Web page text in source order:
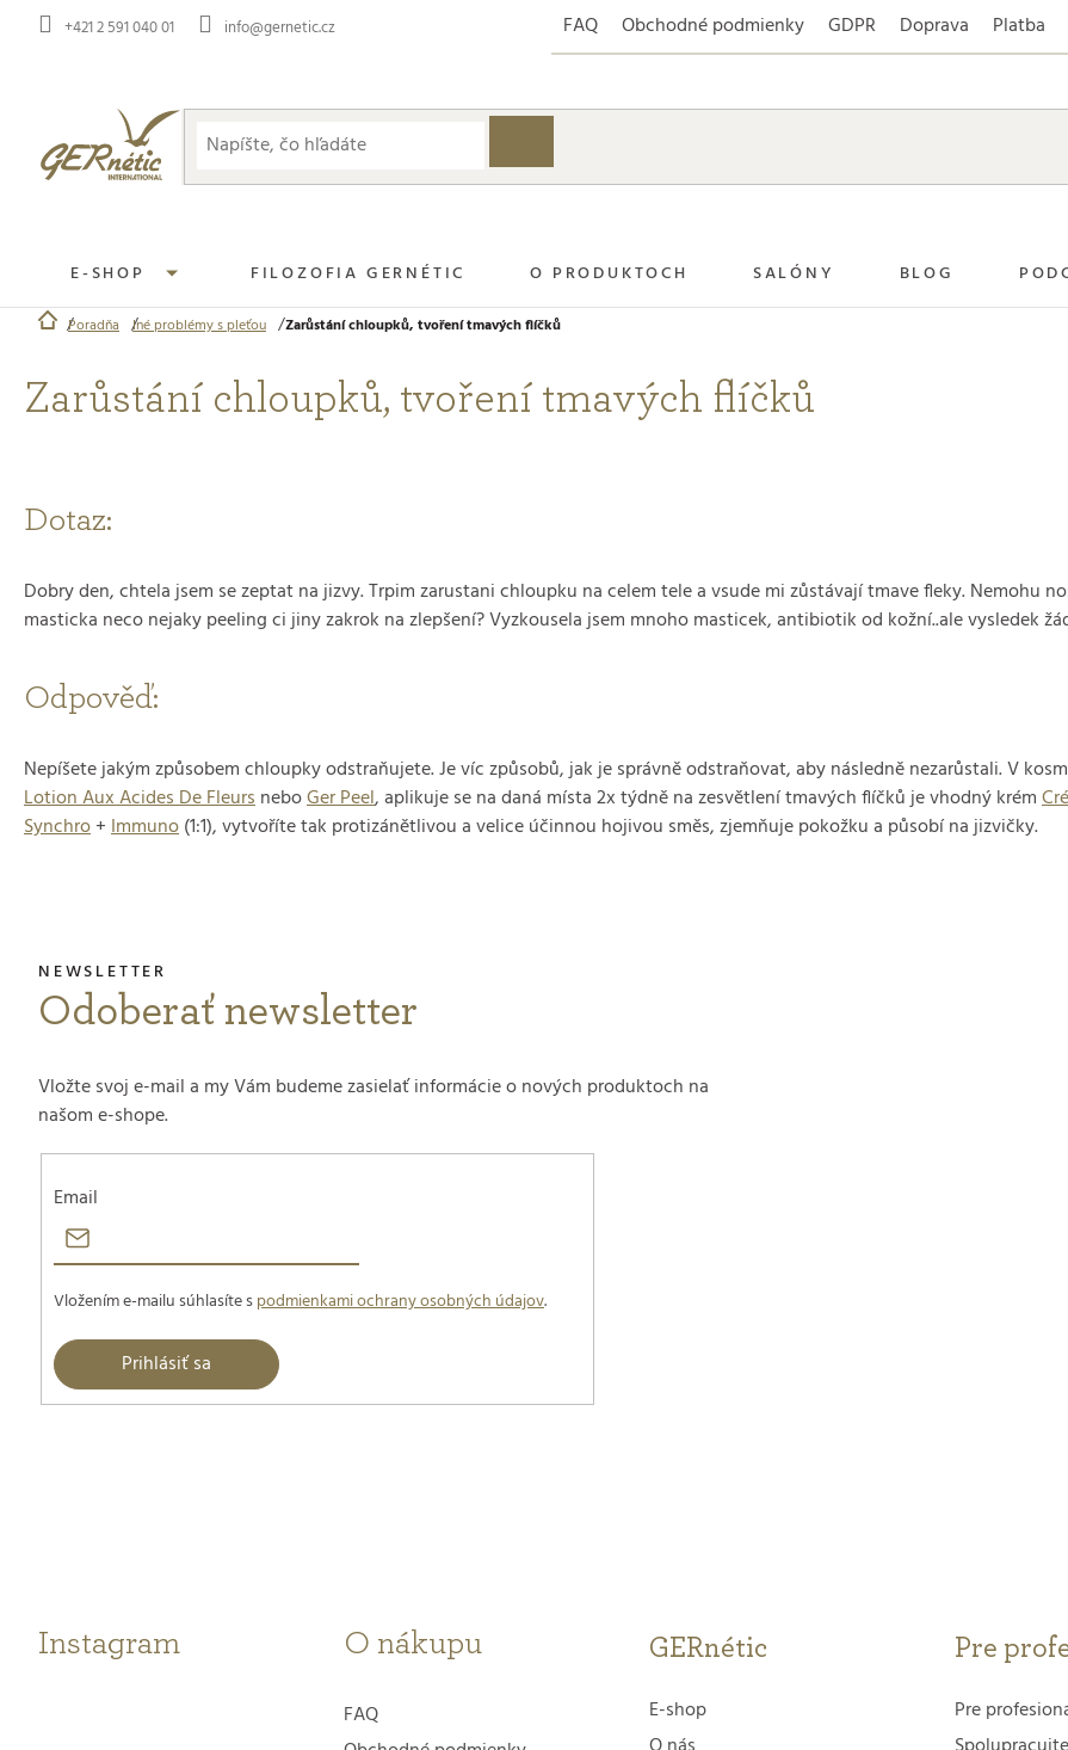
Prejsť
+421 2 591 040 01 info@gernetic.cz FAQ Obchodné podmienky GDPR Doprava Platba
E-SHOP FILOZOFIA GERNÉTIC O PRODUKTOCH SALÓNY BLOG
Domov
Poradňa Iné problémy s pleťou Zarůstání chloupků, tvoření tmavých flíčků
Zarůstání chloupků, tvoření tmavých flíčků
Dotaz:
Dobry den, chtela jsem se zeptat na jizvy. Trpim zarustani chloupku na celem tele a vsude mi zůstávají tmave fleky. Nemohu
masticka neco nejaky peeling ci jiny zakrok na zlepšení? Vyzkousela jsem mnoho masticek, antibiotik od kožní..ale vysledek
Odpověď:
Nepíšete jakým způsobem chloupky odstraňujete. Je víc způsobů, jak je správně odstraňovat, aby následně nezarůstali. V
Lotion Aux Acides De FleursneboGer Peel, aplikuje se na daná místa 2x týdně na zesvětlení tmavých flíčků je vhodný krém
Synchro+Immuno(1:1), vytvoříte tak protizánětlivou a velice účinnou hojivou směs, zjemňuje pokožku a působí na jizvičky.
Odoberať newsletter
Vložte svoj e-mail a my Vám budeme zasielať informácie o nových produktoch na
našom e-shope.
Email
Vložením e-mailu súhlasíte spodmienkami ochrany osobných údajov.
Prihlásiť sa
Instagram O nákupu
FAQ
GERnétic
E-shop
Pre
Pre